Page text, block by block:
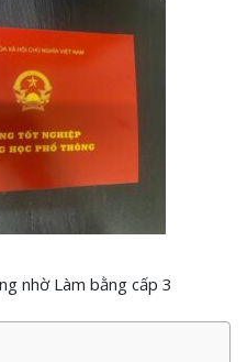
nhờ Làm bằng cấp 3